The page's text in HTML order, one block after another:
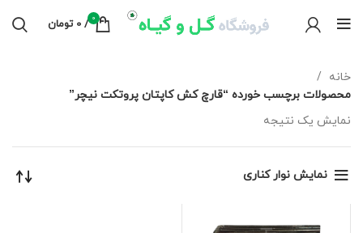
0
/
0 تومان
خانه
محصولات برچسب خورده “قارچ کش کاپتان پروتکت نیچر”
نمایش یک نتیجه
نمایش نوار کناری